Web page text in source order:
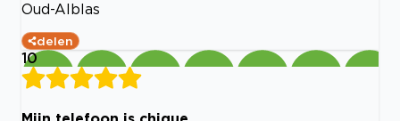
Oud-Alblas
delen
10